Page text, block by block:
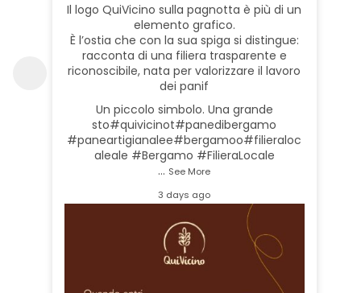
Il logo QuiVicino sulla pagnotta è più di un
elemento grafico.
È l’ostia che con la sua spiga si distingue:
racconta di una filiera trasparente e
riconoscibile, nata per valorizzare il lavoro
dei panif
Un piccolo simbolo. Una grande
sto#quivicinot#panedibergamo
#paneartigianalee#bergamoo#filieraloc
aleale #Bergamo #FilieraLocale
… See More
3 days ago